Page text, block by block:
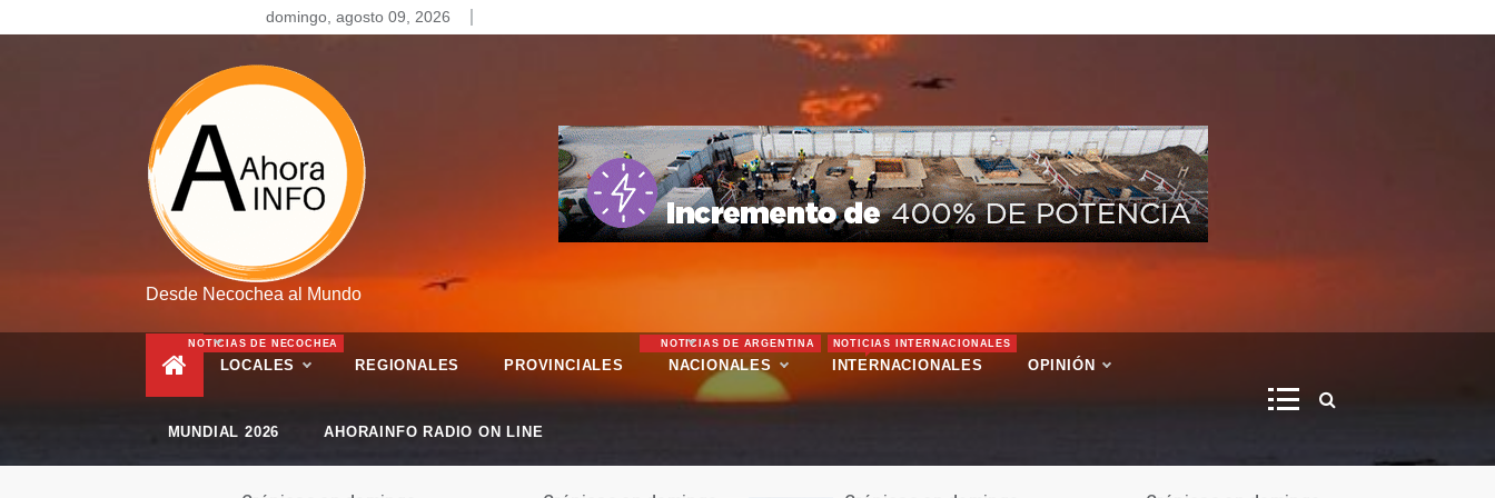
to
domingo, agosto 09, 2026
Desde Necochea al Mundo
LOCALES
NOTICIAS DE NECOCHEA
REGIONALES PROVINCIALES NACIONALES
NOTICIAS DE ARGENTINA
INTERNACIONALES
NOTICIAS INTERNACIONALES
OPINIÓN
MUNDIAL 2026 AHORAINFO RADIO ON LINE